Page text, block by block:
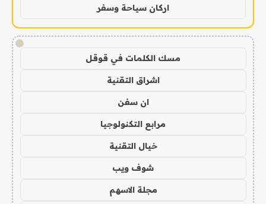
اركان سياحة وسفر
!
مسك الكلمات في قوقل
اشراق التقنية
ان سفن
مرابع التكنولوجيا
خيال التقنية
شوف ويب
مجلة الاسهم